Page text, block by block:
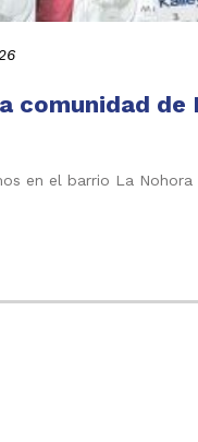
comunidad
en el barrio La